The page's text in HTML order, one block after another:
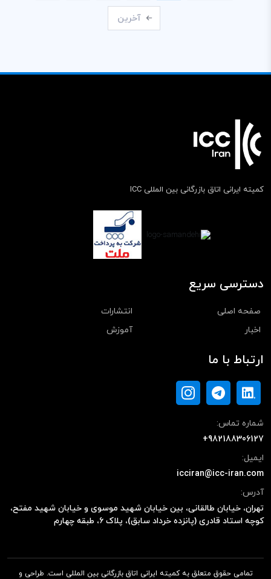
آخرین
کمیته ایرانی اتاق بازرگانی بین المللی ICC
دسترسی سریع
صفحه اصلی
انتشارات
اخبار
آموزش
ارتباط با ما
شماره تماس:
+982188306127
ایمیل:
icciran@icc-iran.com
آدرس:
تهران، خیابان طالقانی، بین خیابان شهید موسوی و خیابان شهید مفتح،
کوچه استاد قادری (پانزده خرداد سابق)، پلاک ۶، طبقه چهارم
تمامی حقوق متعلق به کمیته ایرانی اتاق بازرگانی بین المللی است. طراحی و